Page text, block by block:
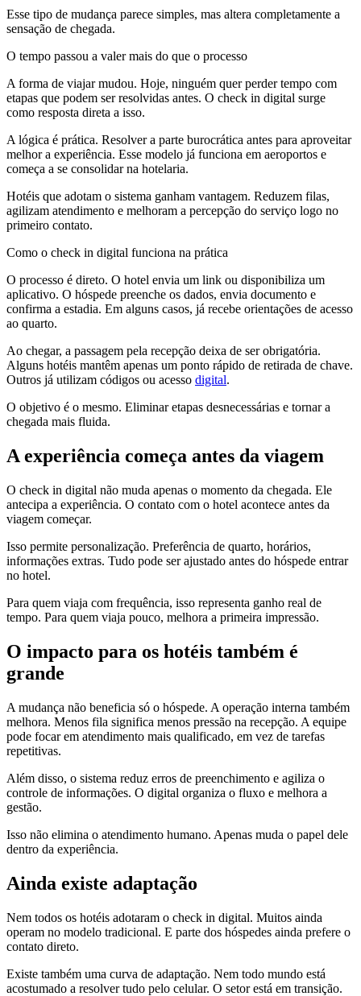
Esse tipo de mudança parece simples, mas altera completamente a
sensação de chegada.
O tempo passou a valer mais do que o processo
A forma de viajar mudou. Hoje, ninguém quer perder tempo com
etapas que podem ser resolvidas antes. O check in digital surge
como resposta direta a isso.
A lógica é prática. Resolver a parte burocrática antes para aproveitar
melhor a experiência. Esse modelo já funciona em aeroportos e
começa a se consolidar na hotelaria.
Hotéis que adotam o sistema ganham vantagem. Reduzem filas,
agilizam atendimento e melhoram a percepção do serviço logo no
primeiro contato.
Como o check in digital funciona na prática
O processo é direto. O hotel envia um link ou disponibiliza um
aplicativo. O hóspede preenche os dados, envia documento e
confirma a estadia. Em alguns casos, já recebe orientações de acesso
ao quarto.
Ao chegar, a passagem pela recepção deixa de ser obrigatória.
Alguns hotéis mantêm apenas um ponto rápido de retirada de chave.
Outros já utilizam códigos ou acesso digital.
O objetivo é o mesmo. Eliminar etapas desnecessárias e tornar a
chegada mais fluida.
A experiência começa antes da viagem
O check in digital não muda apenas o momento da chegada. Ele
antecipa a experiência. O contato com o hotel acontece antes da
viagem começar.
Isso permite personalização. Preferência de quarto, horários,
informações extras. Tudo pode ser ajustado antes do hóspede entrar
no hotel.
Para quem viaja com frequência, isso representa ganho real de
tempo. Para quem viaja pouco, melhora a primeira impressão.
O impacto para os hotéis também é
grande
A mudança não beneficia só o hóspede. A operação interna também
melhora. Menos fila significa menos pressão na recepção. A equipe
pode focar em atendimento mais qualificado, em vez de tarefas
repetitivas.
Além disso, o sistema reduz erros de preenchimento e agiliza o
controle de informações. O digital organiza o fluxo e melhora a
gestão.
Isso não elimina o atendimento humano. Apenas muda o papel dele
dentro da experiência.
Ainda existe adaptação
Nem todos os hotéis adotaram o check in digital. Muitos ainda
operam no modelo tradicional. E parte dos hóspedes ainda prefere o
contato direto.
Existe também uma curva de adaptação. Nem todo mundo está
acostumado a resolver tudo pelo celular. O setor está em transição.